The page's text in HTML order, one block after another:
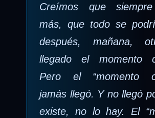
Creímos que
más, que todo se
después, mañana,
llegado el momento
Pero el “momento
jamás llegó. Y no llegó
existe, no lo hay. El